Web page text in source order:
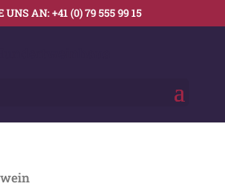
UNS AN:+41 (0) 79 555 99 15